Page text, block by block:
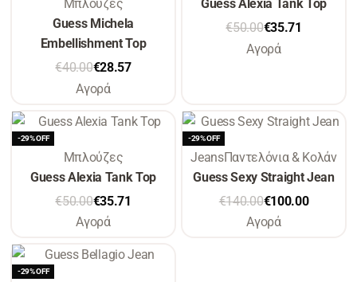
Μπλούζες
Guess Michela
Embellishment Top
€40.00€28.57
Αγορά
Guess Alexia Tank Top
€50.00€35.71
Αγορά
-29% OFF
Μπλούζες
Guess Alexia Tank Top
€50.00€35.71
Αγορά
-29% OFF
JeansΠαντελόνια & Κολάν
Guess Sexy Straight Jean
€140.00€100.00
Αγορά
-29% OFF